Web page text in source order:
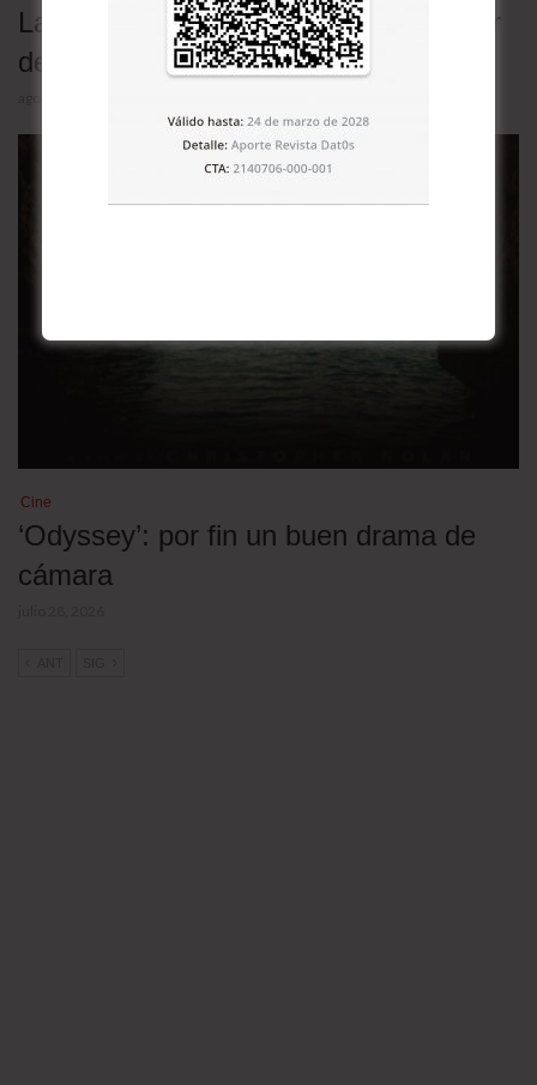
La mayor victoria de la mafia es haber
dejado de parecerse a la mafia
Cine
‘Odyssey’: por fin un buen drama de
cámara